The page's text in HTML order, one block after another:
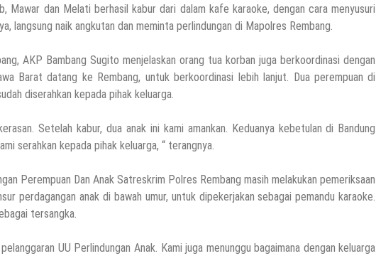
Mawar dan Melati berhasil kabur dari dalam kafe karaoke, dengan cara menyusuri
langsung naik angkutan dan meminta perlindungan di Mapolres Rembang.
AKP Bambang Sugito menjelaskan orang tua korban juga berkoordinasi dengan
Barat datang ke Rembang, untuk berkoordinasi lebih lanjut. Dua perempuan di
diserahkan kepada pihak keluarga.
Setelah kabur, dua anak ini kami amankan. Keduanya kebetulan di Bandung
serahkan kepada pihak keluarga, “ terangnya.
Perempuan Dan Anak Satreskrim Polres Rembang masih melakukan pemeriksaan
perdagangan anak di bawah umur, untuk dipekerjakan sebagai pemandu karaoke.
tersangka.
UU Perlindungan Anak. Kami juga menunggu bagaimana dengan keluarga